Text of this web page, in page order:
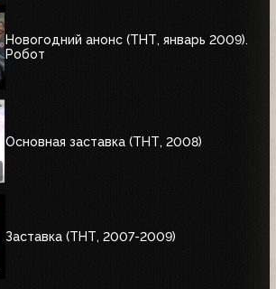
Новогодний анонс (ТНТ, январь 2009).
Робот
Основная заставка (ТНТ, 2008)
Заставка (ТНТ, 2007-2009)